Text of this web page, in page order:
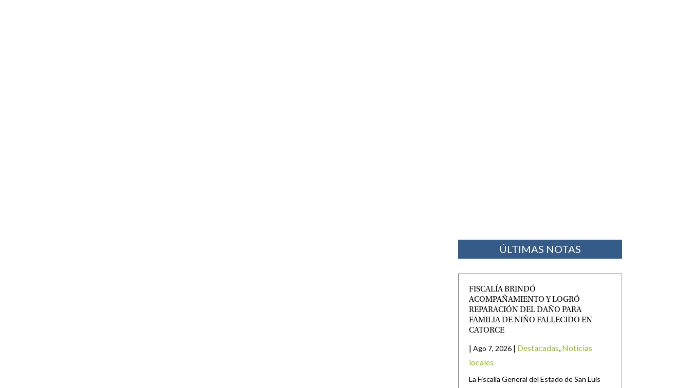
ÚLTIMAS NOTAS
FISCALÍA BRINDÓ
ACOMPAÑAMIENTO Y LOGRÓ
REPARACIÓN DEL DAÑO PARA
FAMILIA DE NIÑO FALLECIDO EN
CATORCE
| Ago 7, 2026 | Destacadas, Noticias
locales
La Fiscalía General del Estado de San Luis